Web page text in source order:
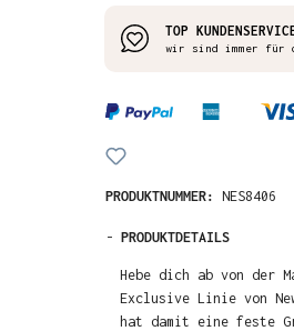
TOP
wir sind immer für
PRODUKTNUMMER: NES8406
- PRODUKTDETAILS
Hebe dich ab von der
Exclusive Linie von
hat damit eine feste